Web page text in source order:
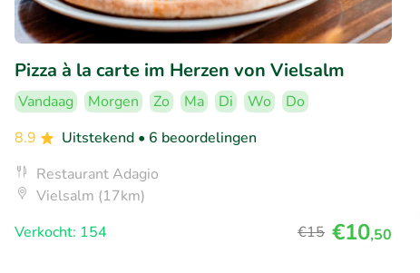
Pizza à la carte im Herzen von Vielsalm
Vandaag Morgen Zo Ma Di Wo
Do
8.9
Uitstekend • 6 beoordelingen
Restaurant Adagio
Vielsalm (17km)
Verkocht: 154
€15 €10,50